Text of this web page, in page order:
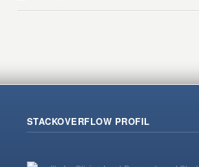
STACKOVERFLOW PROFIL